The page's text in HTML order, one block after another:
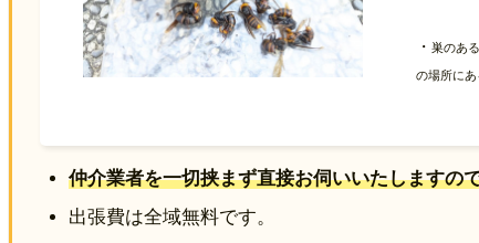
・ 巣のあ
の場所に
仲介業者を一切挟まず直接お伺いいたしますの
出張費は全域無料です。